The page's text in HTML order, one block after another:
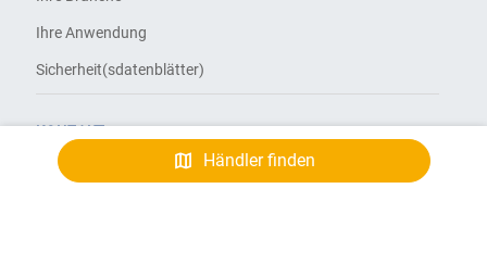
Händler finden
Ihre Anwendung
Sicherheit(sdatenblätter)
KONTAKT
Kunden Login